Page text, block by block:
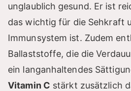
unglaublich gesund. Er ist
das wichtig für die Sehkraft
Immunsystem ist. Zudem
Ballaststoffe, die die
ein langanhaltendes
Vitamin C stärkt zusätzlich